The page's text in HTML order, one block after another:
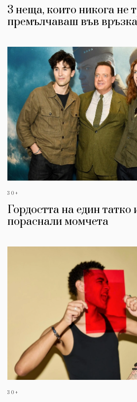
3 неща, които никога не
премълчаваш във връзка
30+
Гордостта на един татко
пораснали момчета
30+